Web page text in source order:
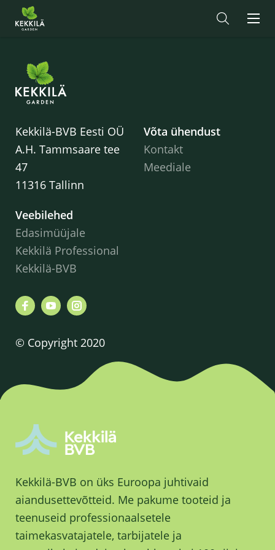
Kekkilä-BVB Eesti OÜ
A.H. Tammsaare tee
47
11316 Tallinn
Võta ühendust
Kontakt
Meediale
Veebilehed
Edasimüüjale
Kekkilä Professional
Kekkilä-BVB
© Copyright 2020
Kekkilä-BVB on üks Euroopa juhtivaid
aiandusettevõtteid. Me pakume tooteid ja
teenuseid professionaalsetele
taimekasvatajatele, tarbijatele ja